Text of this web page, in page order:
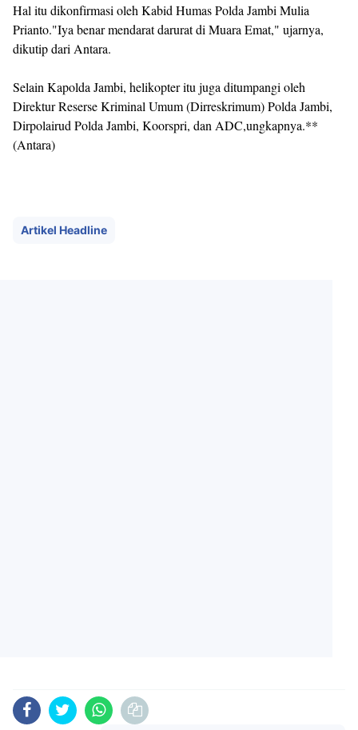
Hal itu dikonfirmasi oleh Kabid Humas Polda Jambi Mulia
Prianto."Iya benar mendarat darurat di Muara Emat," ujarnya,
dikutip dari Antara.
Selain Kapolda Jambi, helikopter itu juga ditumpangi oleh
Direktur Reserse Kriminal Umum (Dirreskrimum) Polda Jambi,
Dirpolairud Polda Jambi, Koorspri, dan ADC,ungkapnya.**
(Antara)
Artikel Headline